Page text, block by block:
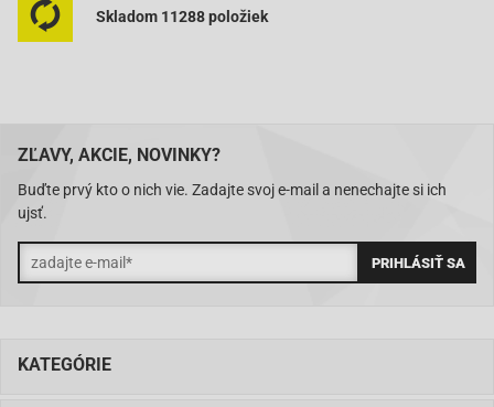
Baotian BT49QT-20A2-
Baotian BT49QT-6A1-
Baotian BT49QT-6A4-
Baotian BT49QT-6B1-
Baotian BT49QT-6B4-
Baotian BT49QT-9-Sprint
Skladom 11288 položiek
ZĽAVY, AKCIE, NOVINKY?
Buďte prvý kto o nich vie. Zadajte svoj e-mail a nenechajte si ich
ujsť.
KATEGÓRIE